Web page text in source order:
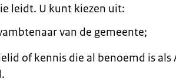
leidt. U kunt kiezen uit:
van de gemeente;
of kennis die al benoemd is